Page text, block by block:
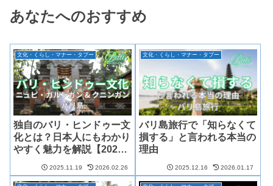
あなたへのおすすめ
文化・くらし・マナー・タブー
独自のバリ・ヒンドゥー文
化とは？日本人にもわかり
やすく魅力を解説【2026
2025.11.19 2026.02.26
文化・くらし・マナー・タブー
バリ島旅行で「知らなくて
損する」と言われる本当の
理由
2025.12.16 2026.01.17